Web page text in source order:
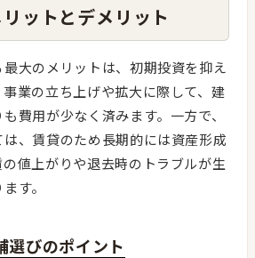
ットとデメリット
大のメリットは、初期投資を抑え
事業の立ち上げや拡大に際して、建
費用が少なく済みます。一方で、
、賃貸のため長期的には資産形成
値上がりや退去時のトラブルが生
す。
選びのポイント